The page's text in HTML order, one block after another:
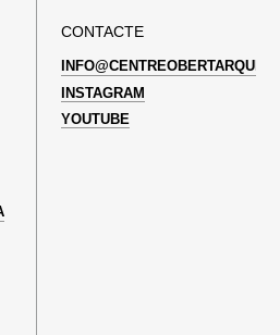
CONTACTE
INSTAGRAM
YOUTUBE